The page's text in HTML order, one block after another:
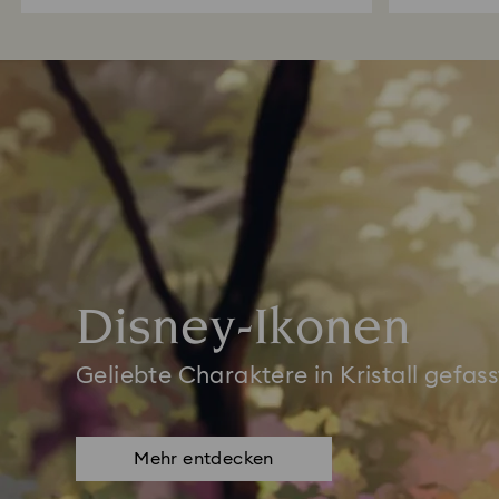
Disney-Ikonen
Geliebte Charaktere in Kristall
Mehr entdecken